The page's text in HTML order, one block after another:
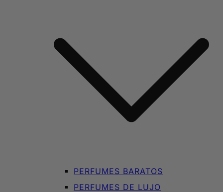
PERFUMES BARATOS
PERFUMES DE LUJO